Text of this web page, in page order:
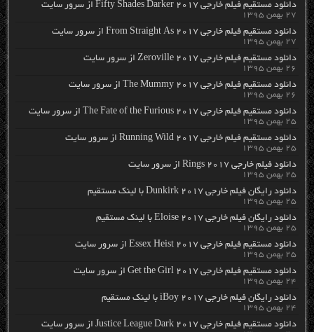
دانلود مستقیم فیلم خارجی Fifty Shades Darker 2017 از سرور سایت
۲۷ بهمن ۱۳۹۵
دانلود مستقیم فیلم خارجی From Straight As 2017 از سرور سایت
۲۷ بهمن ۱۳۹۵
دانلود مستقیم فیلم خارجی Zeroville 2017 از سرور سایت
۲۶ بهمن ۱۳۹۵
دانلود مستقیم فیلم خارجی The Mummy 2017 از سرور سایت
۲۶ بهمن ۱۳۹۵
دانلود مستقیم فیلم خارجی The Fate of the Furious 2017 از سرور سایت
۲۵ بهمن ۱۳۹۵
دانلود مستقیم فیلم خارجی Running Wild 2017 از سرور سایت
۲۵ بهمن ۱۳۹۵
دانلود فیلم خارجی Rings 2017 از سرور سایت
۲۵ بهمن ۱۳۹۵
دانلود رایگان فیلم خارجی Dunkirk 2017 با لینک مستقیم
۲۵ بهمن ۱۳۹۵
دانلود رایگان فیلم خارجی Eloise 2017 با لینک مستقیم
۲۵ بهمن ۱۳۹۵
دانلود مستقیم فیلم خارجی Essex Heist 2017 از سرور سایت
۲۵ بهمن ۱۳۹۵
دانلود مستقیم فیلم خارجی Get the Girl 2017 از سرور سایت
۲۴ بهمن ۱۳۹۵
دانلود رایگان فیلم خارجی iBoy 2017 با لینک مستقیم
۲۴ بهمن ۱۳۹۵
دانلود مستقیم فیلم خارجی Justice League Dark 2017 از سرور سایت